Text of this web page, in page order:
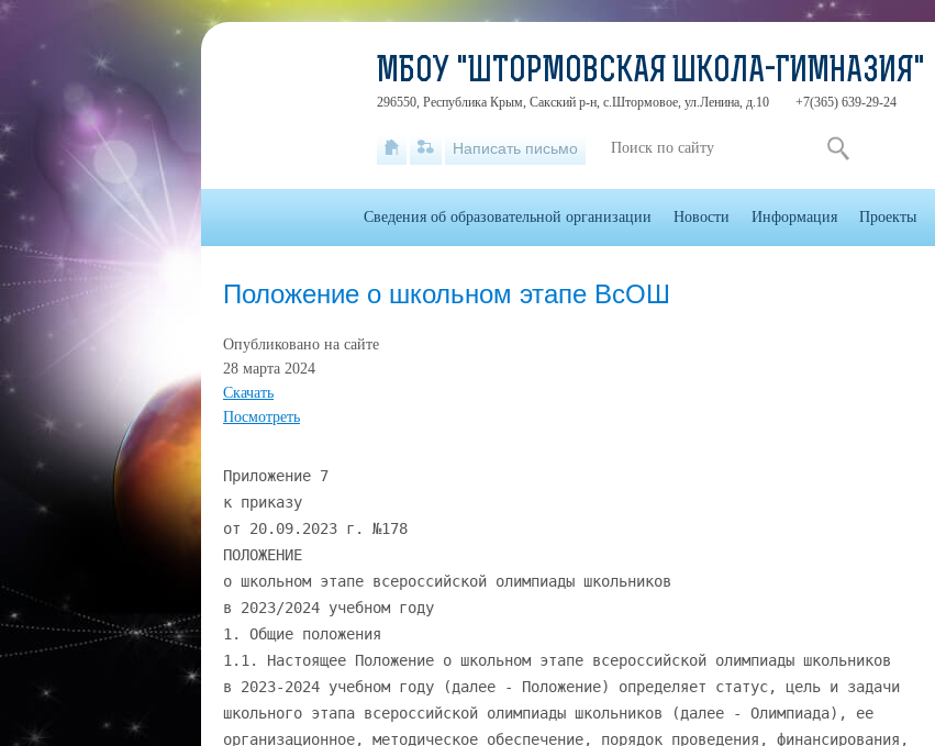
Положение о школьном этапе ВсОШ
Опубликовано на сайте
28 марта 2024
Скачать
Посмотреть
Приложение 7 к приказу от 20.09.2023 г. №178 ПОЛОЖЕНИЕ о школьном этапе всероссийской олимпиады школьников в 2023/2024 учебном году 1. Общие положения 1.1. Настоящее Положение о школьном этапе всероссийской олимпиады школьников в 2023-2024 учебном году (далее - Положение) определяет статус, цель и задачи школьного этапа всероссийской олимпиады школьников (далее - Олимпиада), ее организационное, методическое обеспечение, порядок проведения, финансирования, состав участников олимпиады. 1.2. Положение разработано в соответствии с приказами Министерства просвещения Российской федерации от 27.11.2020 № 678 «Об утверждении Порядка проведения всероссийской олимпиады школьников», от 26.01.2023 № 55 «О внесении изменений в Порядок проведения всероссийской олимпиады школьников, утвержденный приказом Министерства просвещения Российской Федерации от 27 ноября 2020 г. .№2 678», методическими рекомендациями по организации и проведению школьного и муниципального этапов всероссийской олимпиады школьников в 2023/2024 учебном году, приказом Министерства образования, науки и молодежи Республики Крым от 03.07.2023 г. №1106 «О проведении школьного и муниципального этапов всероссийской олимпиады школьников в 2023/2024 учебном году в Республике Крым», приказом отдела образования администрации Сакского района от 06.09.2023 г. № «О проведении школьного и муниципального этапов всероссийской олимпиады школьников в 2023/2024 учебном году в общеобразовательных учреждениях Сакского района Республики Крым». 1.3. Основной целью проведения Олимпиады является совершенствование системы выявления и развития у обучающихся творческих способностей и интереса к научной (научно-исследовательской) деятельности, привлечение педагогов к работе с высокомотивированными детьми. 1.4. Задачами Олимпиады являются:  развитие у обучающихся интереса к освоению образовательных программ;  активизация работы факультативов, спецкурсов, кружков, элективных курсов;  подготовка обучающихся к муниципальному этапу всероссийской олимпиады. 1.5. Школьный этап всероссийской олимпиады школьников организуется и контролируется отделом образования администрации Сакского района Республики Крым, проводится на базе МБОУ «Штормовская школа – гимназия» Сакского района. 1.6. Организаторы вправе привлекать к проведению Олимпиады образовательные, научные, научно-исследовательские, профессиональные (в соответствии с профилем олимпиады) организации, учебно-методические объединения, общественные организации в порядке, установленном законодательством РФ. 1.7. Олимпиада проводится по следующим общеобразовательным предметам: астрономия; литература; технология; английский язык; математика; физика; биология; немецкий язык; физическая культура; география; обществознание; химия; информатика; основыбезопасности экология; искусство (МХК); жизнедеятельности; экономика; история; право; украинский язык; русский язык; крымскотатарский язык. 2. Порядок организации и проведения Олимпиады 2.1. Олимпиада проводится с 02 октября по 31 октября 2023 года. 2.2. Школьный этап всероссийской олимпиады школьников предшествует муниципальному этапу всероссийской олимпиады школьников. 2.3. Олимпиада по астрономии, биологии, информатике, математике, физике и химии проводится по заданиям, разработанным образовательным Центром «Сириус» в онлайн-формате, по остальным предметам по заданиям, разработанным муниципальными предметно-методическими комиссиями в очном формате. 2.4. Задания Олимпиады основаны на содержании образовательных программ начального общего, основного общего и среднего общего образования углубленного уровня и соответствующей направленности (профиля). 2.5. Рабочим языком проведения Олимпиады является русский язык (за исключением олимпиады по английскому и немецким языкам). 2.6.Сроки, график и места проведения Олимпиады устанавливаются отделом образования администрации Сакского района и утверждаются приказом. График проведения этапа по астрономии, биологии, информатике, математике, физике, химии устанавливает Образовательный центр «Сириус». 2.7.Задания Олимпиады, разработанные муниципальной предметно-методической комиссией, будут направлены на официальные электронные почты общеобразовательных организаций за день до проведения олимпиады, кроме олимпиад по астрономии, биологии, информатике, математике, физике и химии. 2.8. Время выполнения олимпиадных заданий от 45 до 180 минут. 2.9. По итогам проведения школьного этапа олимпиады в срок до 03 ноября 2023 г. издается итоговый приказ, на информационном стенде общеобразовательной организации должны быть вывешены рейтинги победителей и призеров школьного этапа всероссийской олимпиады, а также протоколы жюри, на официальных сайтах общеобразовательных организаций, должны быть опубликованы по каждому общеобразовательному предмету рейтинги победителей и призеров школьного этапа, в том числе протоколы жюри. 2.10. Для организационно-методического обеспечения Олимпиады отделом образования создается и утверждается постоянно действующий состав муниципального оргкомитета всероссийской олимпиады школьников (далее - Оргкомитет). 2.11. Приказом отдела образования назначается специалист управления образования, обеспечивающий организацию и контроль проведения Олимпиады. 2.12. Ответственный организатор Олимпиады в общеобразовательной организации назначается приказом руководителя общеобразовательной организации из числа сотрудников общеобразовательной организации. 2.13. Родитель (законный представитель) обучающегося, заявившего о своем участии во всероссийской олимпиаде школьников, в срок не менее чем за 5 рабочих дней до Олимпиады в письменной форме подтверждает ознакомление с Порядком проведения всероссийской олимпиады школьников и представляет организатору Олимпиады согласие на обработку персональных данных ребенка и публикацию персональных данных своего несовершеннолетнего ребенка, а также его олимпиадной работы, в том числе в сети «Интернет». 3. Функции школьныхкураторов Олимпиады 3.1. Ответственный организатор школьного этапа всероссийской олимпиады школьников в общеобразовательной организации:  формирует состав жюри и апелляционной комиссии, организует работу членов жюри по оценке качества (проверке) выполнения обучающимися олимпиадных заданий на уровне общеобразовательной организации;  принимает для оценивания закодированные (обезличенные) олимпиадные работы участников Олимпиады;  устанавливает сроки и формат правил подачи апелляций (вопросов) участников, организует показ работ и разбор заданий с участниками Олимпиады;  определяет победителей и призеров Олимпиады на основании рейтинга по каждому общеобразовательному предмету;  проводит анализ выполненных олимпиадных заданий;  на официальном сайте общеобразовательной организации размещает в установленном формате протоколы победителей и призеров школьного этапа всероссийской олимпиады школьников по каждому общеобразовательному предмету и классу;  осуществляет сбор и передачу оргкомитету в установленном формате отчета о результатах Олимпиады и заявки на участие в муниципальном этапе всероссийской олимпиады школьников. 3.2. Общеобразовательные организации обеспечивают:  безопасность жизни и здоровья детей в период проведения Олимпиады;  тиражирование бланков заданий на всех участников олимпиады;  проведение олимпиады в соответствии с требованиями к организации и школьного этапа по каждому общеобразовательному предмету с учетом рекомендаций муниципальных предметно-методических комиссий и образовательного центра «Сириус».  сбор и хранение как документа строгой отчетности: согласие на обработку персональных данных (до конца учебного года), олимпиадные работы обучающихся по каждому общеобразовательному предмету (до 26 мая текущего учебного года);  подготовку и участие победителей и призеров школьного этапа в муниципальном этапе. 4. Участники Олимпиады 4.1. В олимпиаде принимают участие на добровольной основе обучающиеся, осваивающие основные образовательные программы начального общего, основного общего и среднего общего образования в организациях, осуществляющих образовательную деятельность, а также лица, осваивающие указанные образовательные программы в форме самообразования или семейного образования. 4.2. Школьный этап олимпиады проводится по заданиям, разработанным для 5-11 классов (по русскому языку и математике - для 4-11 классов). Участник олимпиады выполняет по своему выбору олимпиадные задания, разработанные для класса, программу которого он осваивает, или для более старших классов. В случае прохождения участников олимпиады, выполнивших задания, разработанные для более старших классов по отношению к тем классам, программы которых они осваивают, на следующий этап олимпиады указанные участники олимпиады и на следующих этапах олимпиады выполняют олимпиадные задания, разработанные для класса, который они выбрали на предыдущем этапе олимпиады. 4.3.Участники олимпиады, осваивающие основные образовательные программы в форме самообразования или семейного образования, принимают участие в школьном этапе олимпиады по их выбору в образовательной организации, в которую они зачислены для прохождения промежуточной и (или) государственной итоговой аттестации по соответствующим образовательным программам, в том числе с использованием информационно-коммуникационных технологий, или в образовательной организации по месту проживания участника олимпиады. 4.4. Участники олимпиады с ограниченными возможностями здоровья и детиинвалиды принимают участие в олимпиаде на общих основаниях. 4.5. В Олимпиаде принимают участие обучающиеся 5-11 классов (по математике и русскому языку обучающиеся с 4 по 11 классы) МБОУ «Штормовская школа – гимназия». 4.6. Количество и состав участников Олимпиады определяется общеобразовательной организацией. 5. Содержание Олимпиады 5. Олимпиада может включать в себя следующие виды заданий:  выполнение практических заданий;  выполнение творческих заданий;  подготовка и изготовление проекта изделия (продукта);  работа с источником (анализ документа, текста и т.д.);  решение теоретических задач; 
МБОУ "ШТОРМОВСКАЯ ШКОЛА-ГИМНАЗИЯ"
296550, Республика Крым, Сакский р-н, с.Штормовое, ул.Ленина, д.10 +7(365) 639-29-24
Написать письмо
Сведения об образовательной организации Новости Информация Проекты